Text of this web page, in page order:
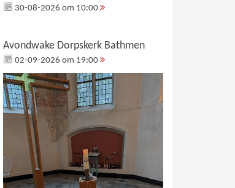
30-08-2026 om 10:00
Avondwake Dorpskerk Bathmen
02-09-2026 om 19:00